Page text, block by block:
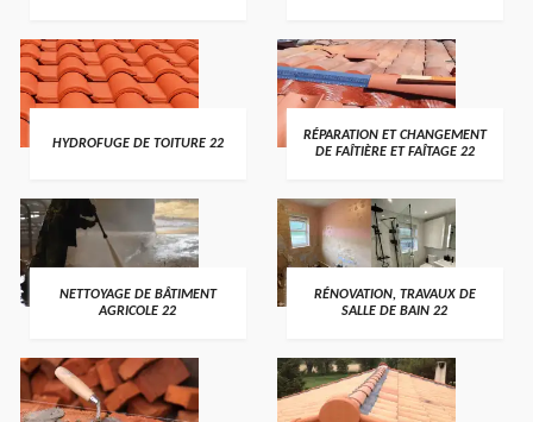
HYDROFUGE DE TOITURE 22
RÉPARATION ET CHANGEMENT
DE FAÎTIÈRE ET FAÎTAGE 22
NETTOYAGE DE BÂTIMENT
AGRICOLE 22
RÉNOVATION, TRAVAUX DE
SALLE DE BAIN 22